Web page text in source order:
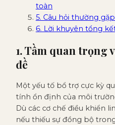
toàn
5. Câu hỏi thường
6. Lời khuyên tổng
1. Tầm quan trọng
đề
Một yếu tố bổ trợ cực kỳ
tính ổn định của môi
Dù các cơ chế điều khiển
nếu thiếu sự đồng bộ